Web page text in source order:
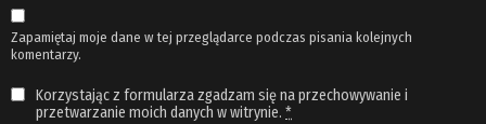
Zapamiętaj moje dane w tej przeglądarce podczas pisania kolejnych
komentarzy.
Korzystając z formularza zgadzam się na przechowywanie i
przetwarzanie moich danych w witrynie. *